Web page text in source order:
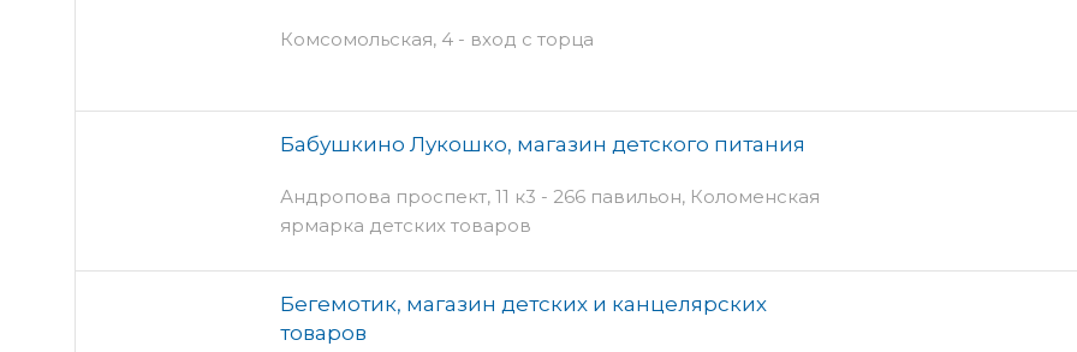
Комсомольская, 4 - вход с торца
Бабушкино Лукошко, магазин детского питания
Андропова проспект, 11 к3 - 266 павильон, Коломенская
ярмарка детских товаров
Бегемотик, магазин детских и канцелярских
товаров